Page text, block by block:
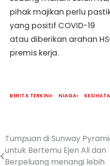
pihak majikan perlu
yang positif COVID-19
atau diberikan arahan
premis kerja.
BERITA TERKINI NIAGA
Tumpuan di Sunway
untuk Bertemu Ejen Ali dan
Berpeluang menangi lebih